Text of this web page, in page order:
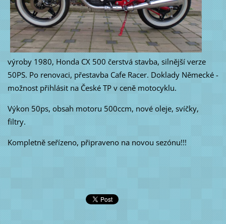
výroby 1980, Honda CX 500 čerstvá stavba, silnější verze
50PS. Po renovaci, přestavba Cafe Racer. Doklady Německé -
možnost přihlásit na České TP v ceně motocyklu.
Výkon 50ps, obsah motoru 500ccm, nové oleje, svíčky,
filtry.
Kompletně seřízeno, připraveno na novou sezónu!!!